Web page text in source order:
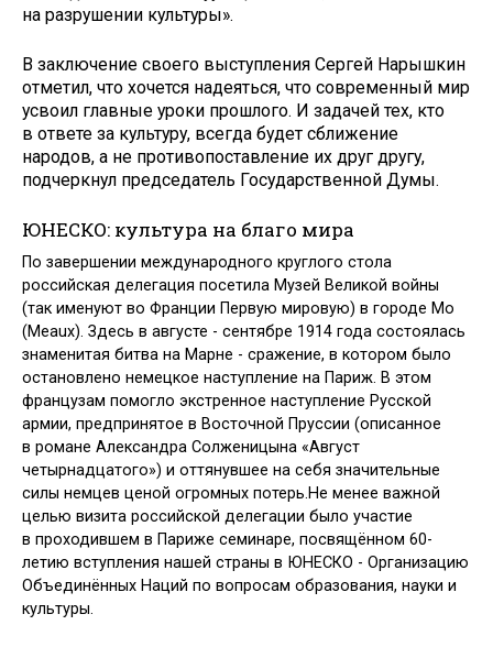
на разрушении культуры».
В заключение своего выступления Сергей Нарышкин
отметил, что хочется наде­яться, что современный мир
усвоил главные уроки прошлого. И задачей тех, кто
в ответе за культуру, всегда будет сближение
народов, а не противопоставление их друг другу,
подчеркнул председатель Государственной Думы.
ЮНЕСКО: культура на благо мира
По завершении международного круглого стола
российская делегация посетила Музей Великой войны
(так именуют во Франции Первую мировую) в городе Мо
(Meaux). Здесь в августе - сентябре 1914 года состоялась
знаменитая битва на Марне - сражение, в котором было
остановлено немецкое наступление на Париж. В этом
французам помогло экстренное наступление Русской
армии, предпринятое в Восточной Пруссии (описанное
в романе Александра Солженицына «Август
четырнадцатого») и оттянувшее на себя значительные
силы немцев ценой огромных потерь.Не менее важной
целью визита российской делегации было участие
в проходившем в Париже семинаре, посвящённом 60-
летию вступления нашей страны в ЮНЕСКО - Организацию
Объединённых Наций по вопросам образования, науки и
культуры.